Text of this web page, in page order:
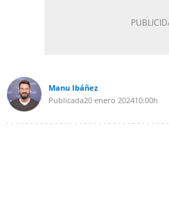
Manu Ibáñez
Publicada20 enero 202410:00h